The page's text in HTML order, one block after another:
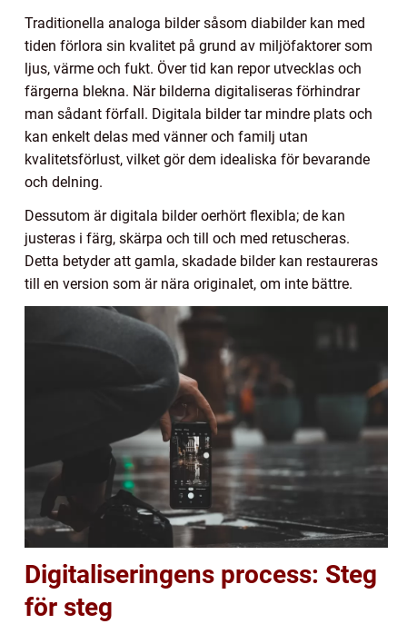
Traditionella analoga bilder såsom diabilder kan med
tiden förlora sin kvalitet på grund av miljöfaktorer som
ljus, värme och fukt. Över tid kan repor utvecklas och
färgerna blekna. När bilderna digitaliseras förhindrar
man sådant förfall. Digitala bilder tar mindre plats och
kan enkelt delas med vänner och familj utan
kvalitetsförlust, vilket gör dem idealiska för bevarande
och delning.
Dessutom är digitala bilder oerhört flexibla; de kan
justeras i färg, skärpa och till och med retuscheras.
Detta betyder att gamla, skadade bilder kan restaureras
till en version som är nära originalet, om inte bättre.
Digitaliseringens process: Steg
för steg